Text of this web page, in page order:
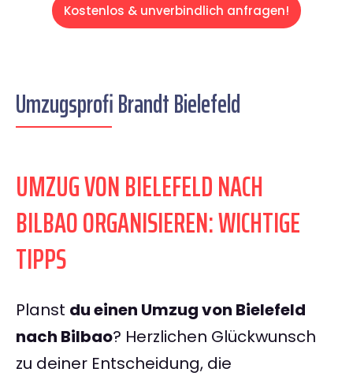
Kostenlos & unverbindlich anfragen!
Umzugsprofi Brandt Bielefeld
UMZUG VON BIELEFELD NACH
BILBAO ORGANISIEREN: WICHTIGE
TIPPS
Planst du einen Umzug von Bielefeld
nach Bilbao? Herzlichen Glückwunsch
zu deiner Entscheidung, die